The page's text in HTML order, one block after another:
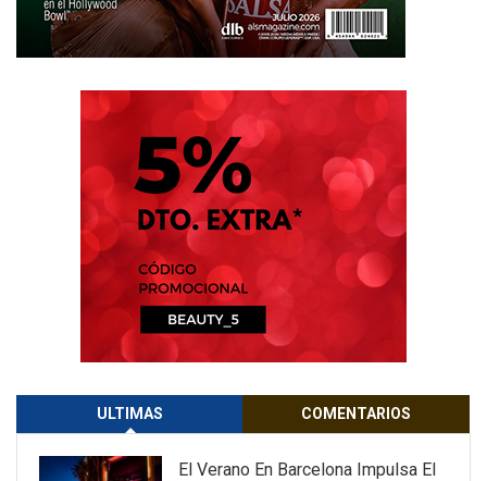
ULTIMAS COMENTARIOS
El Verano En Barcelona Impulsa El